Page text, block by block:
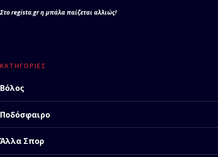
Στο regista.gr η μπάλα παίζεται αλλιώς!
ΚΑΤΗΓΟΡΊΕΣ
Βόλος
Ποδόσφαιρο
Άλλα Σπορ